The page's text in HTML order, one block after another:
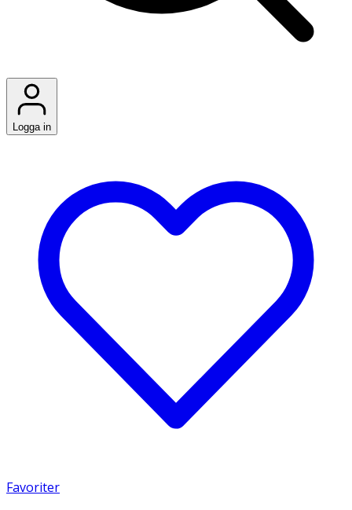
Logga in
Favoriter